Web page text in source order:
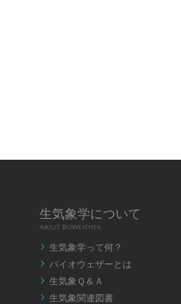
生気象学について
About BioWeather
 生気象学って何？
 バイオウェザーとは
 生気象Ｑ＆Ａ
 生気象関連図書